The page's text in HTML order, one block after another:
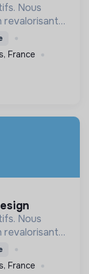
Nous
revalorisant
France
Nous
revalorisant
France